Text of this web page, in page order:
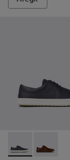
Chasis -Chasis -